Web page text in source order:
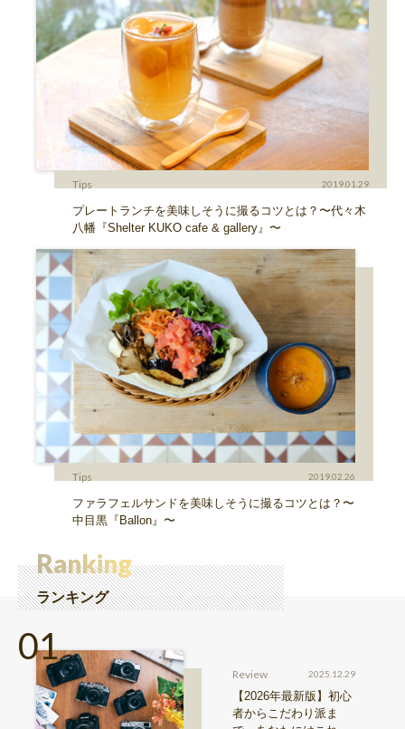
Tips 2019.01.29
プレートランチを美味しそうに撮るコツとは？〜代々木
八幡『Shelter KUKO cafe & gallery』〜
Tips 2019.02.26
ファラフェルサンドを美味しそうに撮るコツとは？〜
中目黒『Ballon』〜
Ranking
ランキング
Review 2025.12.29
【2026年最新版】初心
者からこだわり派ま